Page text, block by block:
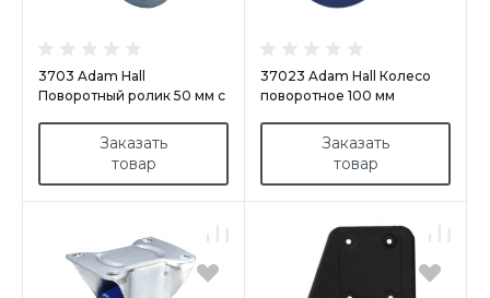
3703 Adam Hall
Поворотный ролик 50 мм с
Заказать
товар
37023 Adam Hall Колесо
поворотное 100 мм
Заказать
товар